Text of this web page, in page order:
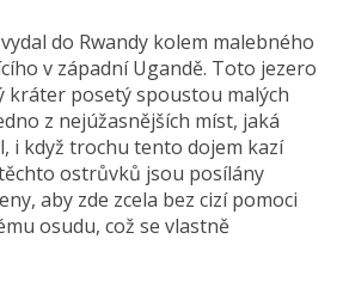
do Rwandy kolem malebného
v západní Ugandě. Toto jezero
kráter posetý spoustou malých
z nejúžasnějších míst, jaká
i když trochu tento dojem kazí
ostrůvků jsou posílány
aby zde zcela bez cizí pomoci
osudu, což se vlastně